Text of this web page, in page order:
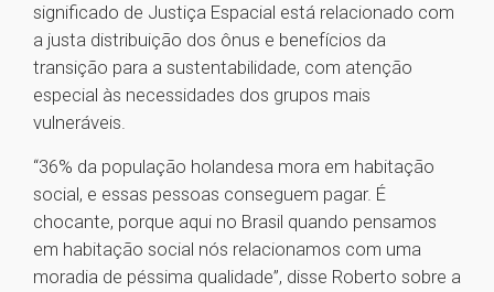
significado de Justiça Espacial está relacionado com
a justa distribuição dos ônus e benefícios da
transição para a sustentabilidade, com atenção
especial às necessidades dos grupos mais
vulneráveis.
“36% da população holandesa mora em habitação
social, e essas pessoas conseguem pagar. É
chocante, porque aqui no Brasil quando pensamos
em habitação social nós relacionamos com uma
moradia de péssima qualidade”, disse Roberto sobre a